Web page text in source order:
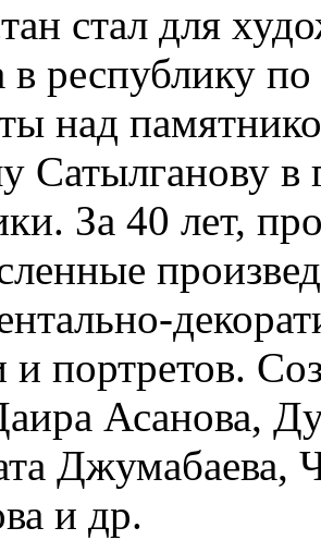
стал для
в республику
над
Сатылганову
За 40 лет,
и портретов.
Асанова,
Джумабаева,
и др.